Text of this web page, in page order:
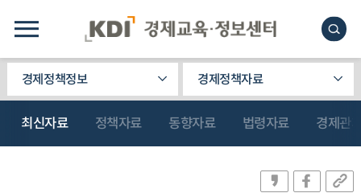
경제정책정보 경제정책자료
최신자료 정책자료 동향자료 법령자료 경제관